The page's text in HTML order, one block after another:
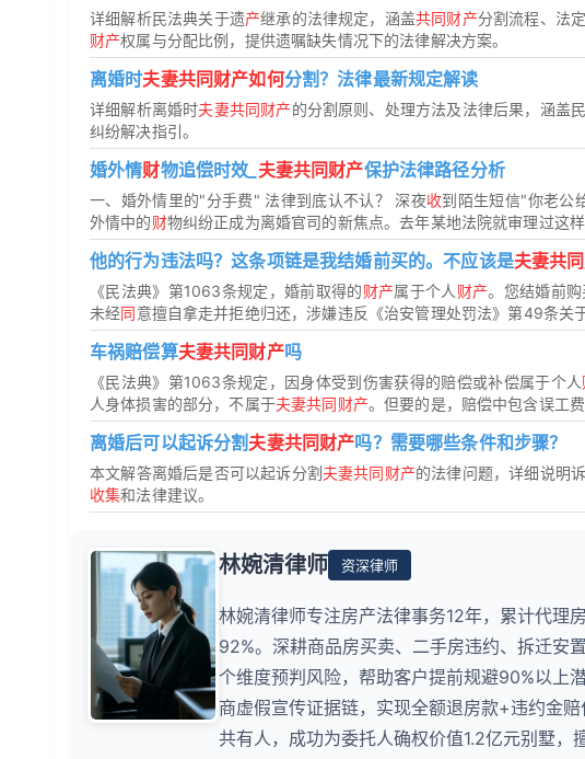
详细解析民法典关于遗产继承的法律规定，涵盖共同财产分割流程、法
财产权属与分配比例，提供遗嘱缺失情况下的法律解决方案。
离婚时夫妻共同财产如何分割？法律最新规定解读
详细解析离婚时夫妻共同财产的分割原则、处理方法及法律后果，涵盖
纠纷解决指引。
婚外情财物追偿时效_ 夫妻共同财产保护法律路径分析
一、婚外情里的"分手费" 法律到底认不认？ 深夜收到陌生短信"你老公
外情中的财物纠纷正成为离婚官司的新焦点。去年某地法院就审理过这
他的行为违法吗？这条项链是我结婚前买的。不应该是夫妻共
《民法典》第1063条规定，婚前取得的财产属于个人 财产。您结婚前
未经同意擅自拿走并拒绝归还，涉嫌违反《治安管理处罚法》第49条关
车祸赔偿算夫妻共同财产吗
《民法典》第1063条规定，因身体受到伤害获得的赔偿或补偿属于个人
人身体损害的部分，不属于夫妻共同财产。但要的是，赔偿中包含误工
离婚后可以起诉分割 夫妻共同财产吗？需要哪些条件和步骤？
本文解答离婚后是否可以起诉分割 夫妻共同财产的法律问题，详细说明
收集和法律建议。
林婉清律师 资深律师
林婉清律师专注房产法律事务12年，累计代理
92%。深耕商品房买卖、二手房违约、拆迁安
个维度预判风险，帮助客户提前规避90%以上
商虚假宣传证据链，实现全额退房款+违约金
共有人，成功为委托人确权价值1.2亿元别墅，